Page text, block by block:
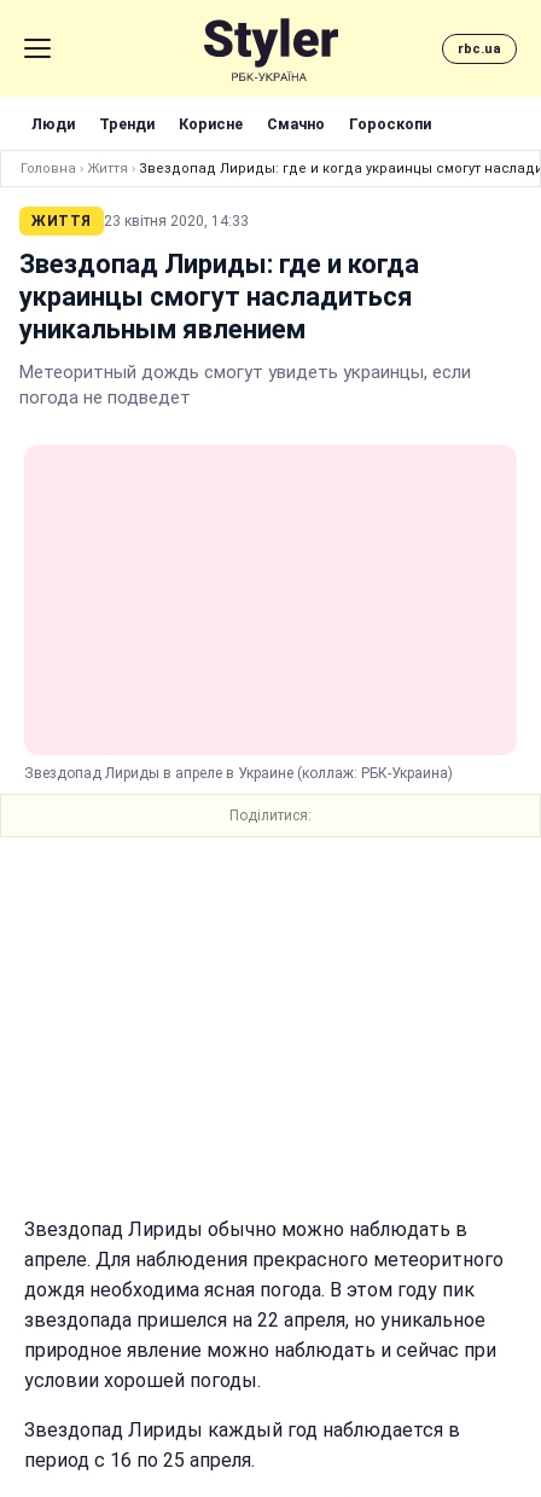
rbc.ua
Люди Тренди Корисне Смачно Гороскопи
Головна › Життя › Звездопад Лириды: где и когда украинцы смогут
ЖИТТЯ 23 квітня 2020, 14:33
Звездопад Лириды: где и когда
украинцы смогут насладиться
уникальным явлением
Метеоритный дождь смогут увидеть украинцы, если
погода не подведет
Звездопад Лириды в апреле в Украине (коллаж: РБК-Украина)
Поділитися:
Звездопад Лириды обычно можно наблюдать в
апреле. Для наблюдения прекрасного метеоритного
дождя необходима ясная погода. В этом году пик
звездопада пришелся на 22 апреля, но уникальное
природное явление можно наблюдать и сейчас при
условии хорошей погоды.
Звездопад Лириды каждый год наблюдается в
период с 16 по 25 апреля.